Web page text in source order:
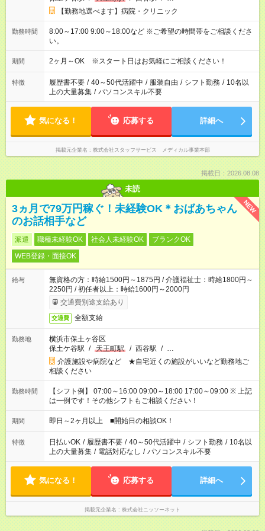
【勤務地選べます】病院・クリニック
勤務時間
8:00～17:00 9:00～18:00など ※ご希望の時間帯をご相談くださ
い。
期間 2ヶ月～OK ※スタート日はお気軽にご相談ください！
特徴 履歴書不要 / 40～50代活躍中 / 服装自由 / シフト勤務 / 10名以
上の大量募集 / パソコンスキル不要
気になる！ 応募する 詳細へ
掲載元企業名 株式会社スタッフサービス メディカル事業本部
掲載日：2026.08.08
未読
NEW
3ヵ月で79万円稼ぐ！未経験OK＊おばあちゃん
のお話相手など
派遣 職種未経験OK 社会人未経験OK
ブランクOK
WEB登録・面接OK
給与
無資格の方：時給1500円～1875円 / 介護福祉士：時給1800円～
2250円 / 初任者以上：時給1600円～2000円
交通費別途支給あり
交通費 全額支給
勤務地
横浜市保土ヶ谷区
保土ケ谷駅 / 天王町駅 / 西谷駅 / …
介護施設や病院など ★自宅近くの施設がいいなど勤務地ご
相談ください
勤務時間
【シフト例】 07:00～16:00 09:00～18:00 17:00～09:00 ※ 上記
は一例です！その他シフトもご相談ください！
期間 即日～2ヶ月以上 ■開始日の相談OK！
特徴 日払いOK / 履歴書不要 / 40～50代活躍中 / シフト勤務 / 10名以
上の大量募集 / 電話対応なし / パソコンスキル不要
気になる！ 応募する 詳細へ
掲載元企業名 株式会社ニッソーネット